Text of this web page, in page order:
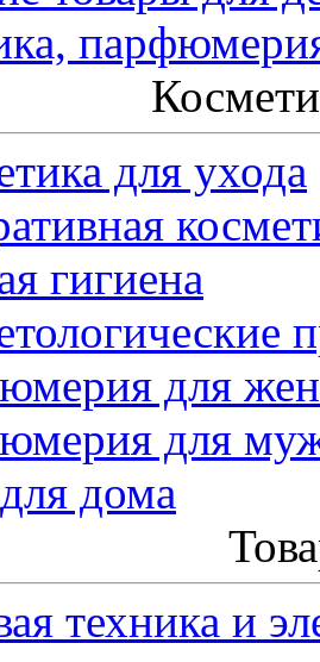
для ухода
гигиена
для
для
дома
техника и